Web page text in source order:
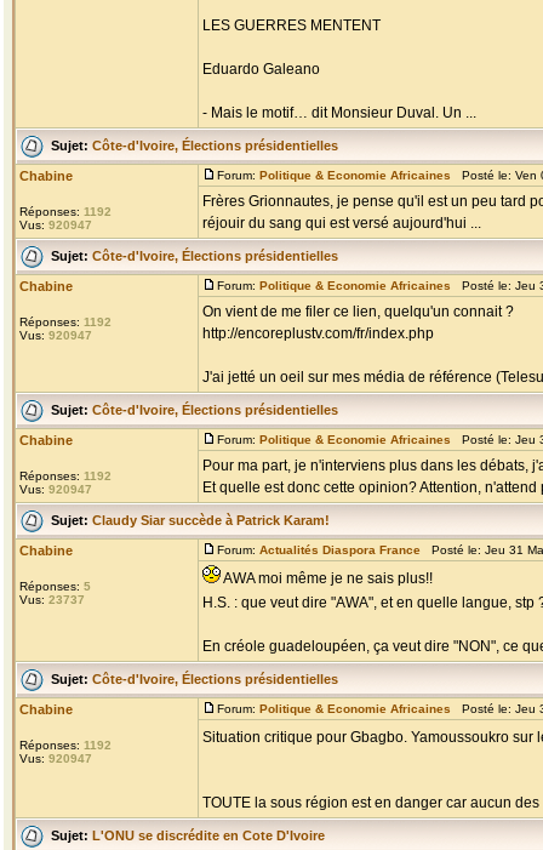
LES GUERRES MENTENT
Eduardo Galeano
- Mais le motif… dit Monsieur Duval. Un ...
Sujet: Côte-d'Ivoire, Élections présidentielles
Chabine
Réponses: 1192
Vus: 920947
Forum: Politique & Economie Africaines Posté le: Ven
Frères Grionnautes, je pense qu'il est un peu tard
réjouir du sang qui est versé aujourd'hui ...
Sujet: Côte-d'Ivoire, Élections présidentielles
Chabine
Réponses: 1192
Vus: 920947
Forum: Politique & Economie Africaines Posté le: Jeu
On vient de me filer ce lien, quelqu'un connait ?
http://encoreplustv.com/fr/index.php
J'ai jetté un oeil sur mes média de référence
Sujet: Côte-d'Ivoire, Élections présidentielles
Chabine
Réponses: 1192
Vus: 920947
Forum: Politique & Economie Africaines Posté le: Jeu
Pour ma part, je n'interviens plus dans les débats,
Et quelle est donc cette opinion? Attention,
Sujet: Claudy Siar succède à Patrick Karam!
Chabine
Réponses: 5
Vus: 23737
Forum: Actualités Diaspora France Posté le: Jeu 31
AWA moi même je ne sais plus!!
H.S. : que veut dire "AWA", et en quelle langue,
En créole guadeloupéen, ça veut dire "NON", ce
Sujet: Côte-d'Ivoire, Élections présidentielles
Chabine
Réponses: 1192
Vus: 920947
Forum: Politique & Economie Africaines Posté le: Jeu
Situation critique pour Gbagbo. Yamoussoukro sur
TOUTE la sous région est en danger car aucun
Sujet: L'ONU se discrédite en Cote D'Ivoire